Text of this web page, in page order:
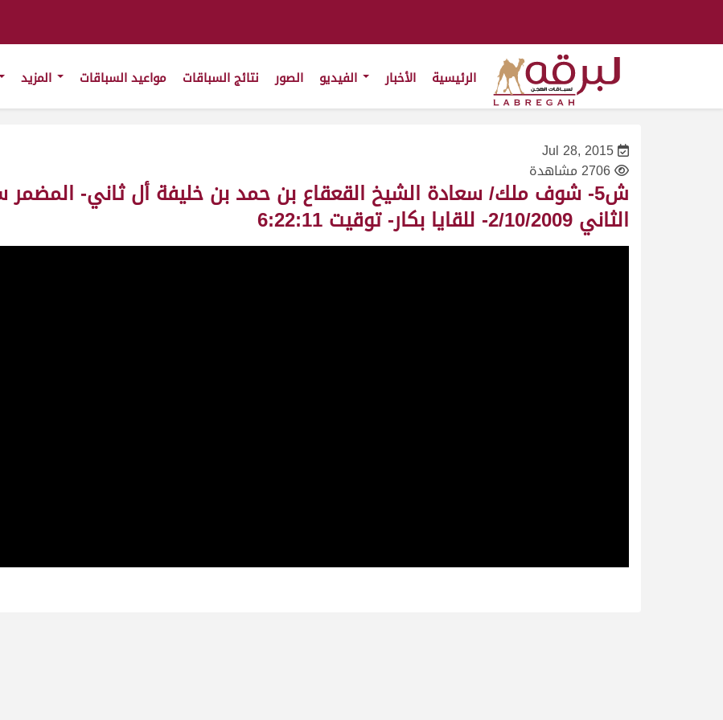
الرئيسية الأخبار الصور نتائج السباقات مواعيد السباقات
Jul 28, 2015
2706 مشاهدة
ش5- شوف ملك/ سعادة الشيخ القعقاع بن حمد بن خليفة أل ثاني- المضمر
الثاني 2/10/2009- للقايا بكار- توقيت 6:22:11